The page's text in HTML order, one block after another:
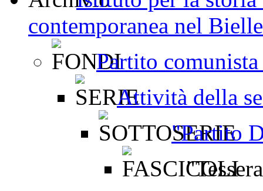
contemporanea nel
Partito
Attività della
"Partito